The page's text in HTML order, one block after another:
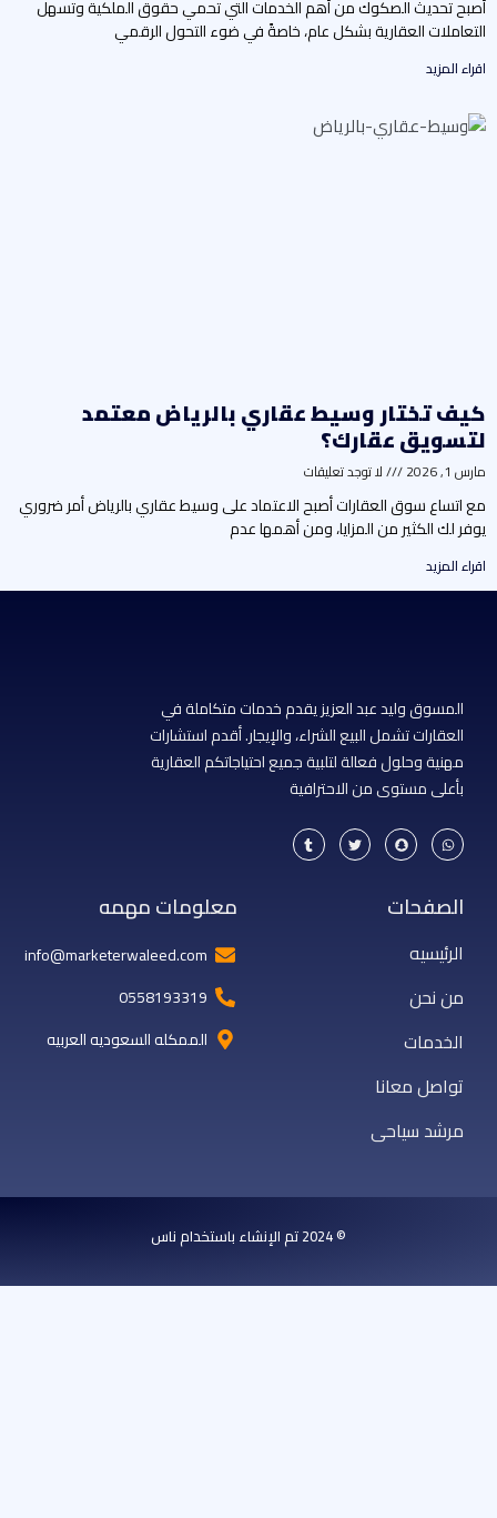
تحديث الصكوك من أهم الخدمات التي تحمي حقوق الملكية وتسهل
العقارية بشكل عام، خاصةً في ضوء التحول الرقمي
المزيد
تختار وسيط عقاري بالرياض معتمد
عقارك؟
1, 2026 لا توجد تعليقات
اتساع سوق العقارات أصبح الاعتماد على وسيط عقاري بالرياض أمر ضروري
لك الكثير من المزايا، ومن أهمها عدم
المزيد
المسوق وليد عبد العزيز يقدم خدمات متكاملة في
العقارات تشمل البيع الشراء، والإيجار. أقدم استشارات
مهنية وحلول فعالة لتلبية جميع احتياجاتكم العقارية
بأعلى مستوى من الاحترافية
W
h
a
a
p
S
n
a
h
a
T
w
T
u
m
الصفحات
الرئيسيه
من نحن
الخدمات
تواصل معانا
مرشد سياحى
معلومات مهمه
info@marketerwaleed.com
0558193319
الممكله السعوديه العربيه